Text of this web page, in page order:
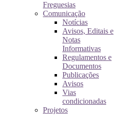
Freguesias
Comunicação
Notícias
Avisos, Editais e
Notas
Informativas
Regulamentos e
Documentos
Publicações
Avisos
Vias
condicionadas
Projetos